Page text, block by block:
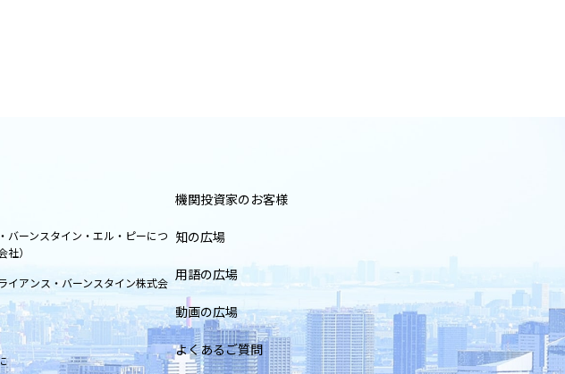
バーンスタイン・エル・ピーにつ
社）
イアンス・バーンスタイン株式会
機関投資家のお客様
知の広場
用語の広場
動画の広場
よくあるご質問